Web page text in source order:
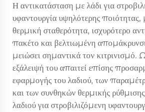
Η αντικατάσταση με λάδι για
υφαντουργία υψηλότερης ποιότητας,
θερμική σταθερότητα, ισχυρότερο
πακέτο και βελτιωμένη
μειώσει σημαντικά τον
εξάλειψή του απαιτεί επίσης
εφαρμογής του λαδιού, των
και των συνθηκών θερμικής
λαδιού για στροβιλιζόμενη